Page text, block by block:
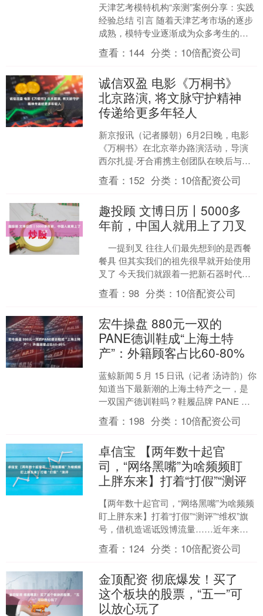
天津艺考模特机构“亲测”案例分享：实践
经验总结 引言 随着天津艺考市场的逐步
成熟，模特专业逐渐成为众多考生的选
择方向之一。然而，选择合适的艺考培
训机构对考生来说....
查看： 144 分类： 10倍配资公司
诚信双盈 电影《万桐书》
北京路演, 将文脉守护精神
传递给更多年轻人
新京报讯（记者滕朝）6月2日晚，电影
《万桐书》在北京举办路演活动，导演
西尔扎提·牙合甫携主创团队在映后与观
众见面，分享电影拍摄初心与幕后故
事。 电影《万桐书》北....
查看： 152 分类： 10倍配资公司
趣投顾 文博日历丨5000多
年前，中国人就用上了刀叉
一提到叉 往往人们最先想到的是西餐
餐具 但其实我们的祖先很早就开始使用
叉了 今天我们就跟着一把新石器时代的
骨叉 看看古人如何优雅地用餐 🍴这是
一把5....
查看：98 分类： 10倍配资公司
宏牛操盘 880元一双的
PANE德训鞋成“上海土特
产”：外籍顾客占比60-80%
蓝鲸新闻 5 月 15 日讯（记者 汤诗韵）你
知道当下最新潮的上海土特产之一，是
一双国产德训鞋吗？鞋履品牌 PANE 正
在加速走红，成为众多国际游客打卡购
买的伴....
查看： 198 分类： 10倍配资公司
卓信宝 【两年数十起官
司，“网络黑嘴”为啥频频盯
上胖东来】打着“打假”“测评
【两年数十起官司，“网络黑嘴”为啥频频
盯上胖东来】打着“打假”“测评”“维权”旗
号，借机造谣诋毁博流量……近年来，
一些网络自媒体频频“碰瓷”知名企业，形
成“网络....
查看： 124 分类： 10倍配资公司
金顶配资 彻底爆发！买了
这个板块的股票，“五一”可
以放心玩了